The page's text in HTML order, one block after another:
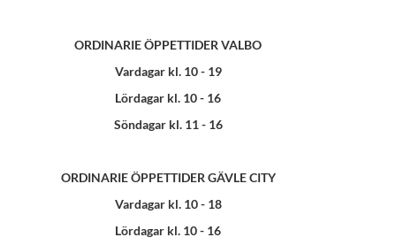
ORDINARIE ÖPPETTIDER VALBO
Vardagar kl. 10 - 19
Lördagar kl. 10 - 16
Söndagar kl. 11 - 16
ORDINARIE ÖPPETTIDER GÄVLE CITY
Vardagar kl. 10 - 18
Lördagar kl. 10 - 16